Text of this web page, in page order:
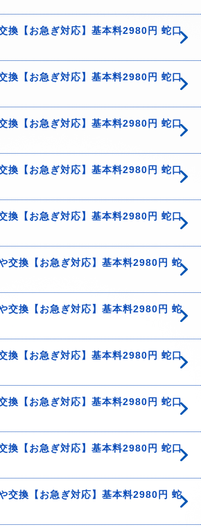
換【お急ぎ対応】基本料2980円 蛇口
換【お急ぎ対応】基本料2980円 蛇口
換【お急ぎ対応】基本料2980円 蛇口
換【お急ぎ対応】基本料2980円 蛇口
換【お急ぎ対応】基本料2980円 蛇口
交換【お急ぎ対応】基本料2980円 蛇
交換【お急ぎ対応】基本料2980円 蛇
換【お急ぎ対応】基本料2980円 蛇口
換【お急ぎ対応】基本料2980円 蛇口
換【お急ぎ対応】基本料2980円 蛇口
交換【お急ぎ対応】基本料2980円 蛇